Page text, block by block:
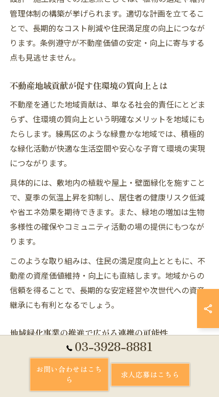
管理体制の構築が挙げられます。適切な計画を立てるこ
とで、長期的なコスト削減や住民満足度の向上につなが
ります。条例遵守が不動産価値の安定・向上に寄与する
点も見逃せません。
不動産地域貢献が促す住環境の質向上とは
不動産を通じた地域貢献は、単なる社会的責任にとどま
らず、住環境の質向上という明確なメリットを地域にも
たらします。練馬区のような緑豊かな地域では、積極的
な緑化活動が快適な生活空間や安心な子育て環境の実現
につながります。
具体的には、敷地内の植栽や屋上・壁面緑化を施すこと
で、夏季の気温上昇を抑制し、居住者の健康リスク低減
や省エネ効果を期待できます。また、緑地の増加は生物
多様性の確保やコミュニティ活動の場の提供にもつなが
ります。
このような取り組みは、住民の満足度向上とともに、不
動産の資産価値維持・向上にも直結します。地域からの
信頼を得ることで、長期的な安定経営や次世代への資産
継承にも有利となるでしょう。
地域緑化事業の推進で広がる連携の可能性
地域緑化事業を推進することで、不動産事業者と行政、
地域住民、NPOなど多様な主体による連携が生まれやす
くなります。練馬区では、緑化助成金や相談窓口の設置
03-3928-8881
お問い合わせはこち
ら
求人応募はこちら